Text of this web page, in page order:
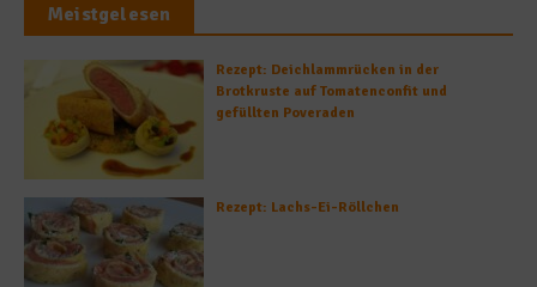
Meistgelesen
Rezept: Deichlammrücken in der
Brotkruste auf Tomatenconfit und
gefüllten Poveraden
Rezept: Lachs-Ei-Röllchen